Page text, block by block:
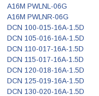
A16M PWLNL-06G
A16M PWLNR-06G
DCN 100-015-16A-1.5D
DCN 105-016-16A-1.5D
DCN 110-017-16A-1.5D
DCN 115-017-16A-1.5D
DCN 120-018-16A-1.5D
DCN 125-019-16A-1.5D
DCN 130-020-16A-1.5D